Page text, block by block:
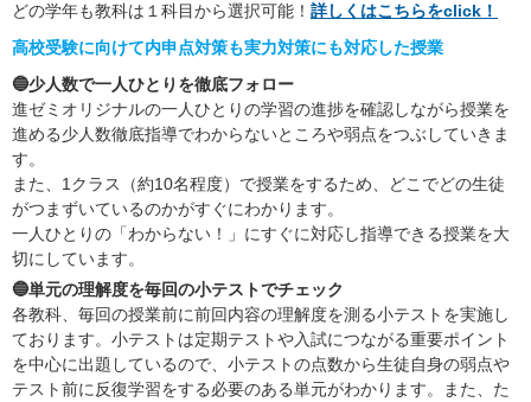
どの学年も教科は１科目から選択可能！ 詳しくはこちらをclick！
高校受験に向けて内申点対策も実力対策にも対応した授業
🔵少人数で一人ひとりを徹底フォロー
進ゼミオリジナルの一人ひとりの学習の進捗を確認しながら授業を
進める少人数徹底指導でわからないところや弱点をつぶしていきま
す。
また、1クラス（約10名程度）で授業をするため、どこでどの生徒
がつまずいているのかがすぐにわかります。
一人ひとりの「わからない！」にすぐに対応し指導できる授業を大
切にしています。
🔵単元の理解度を毎回の小テストでチェック
各教科、毎回の授業前に前回内容の理解度を測る小テストを実施し
ております。小テストは定期テストや入試につながる重要ポイント
を中心に出題しているので、小テストの点数から生徒自身の弱点や
テスト前に反復学習をする必要のある単元がわかります。また、た